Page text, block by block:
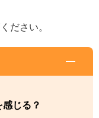
ださい。
じる？